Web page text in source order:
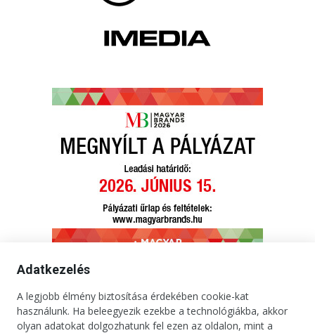
Kapcsolat Impresszum Médiaajánlat Jogi tudnivalók
Adatkezelés
A legjobb élmény biztosítása érdekében cookie-kat
használunk. Ha beleegyezik ezekbe a technológiákba, akkor
olyan adatokat dolgozhatunk fel ezen az oldalon, mint a